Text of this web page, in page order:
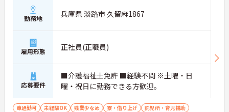
勤務地 兵庫県 淡路市 久留麻1867
雇用形態 正社員(正職員)
応募要件
■介護福祉士免許 ■経験不問 ※土曜・日
曜・祝日に勤務できる方歓迎。
車通勤可 未経験OK 残業少なめ 寮・借り上げ
託児所・育児補助